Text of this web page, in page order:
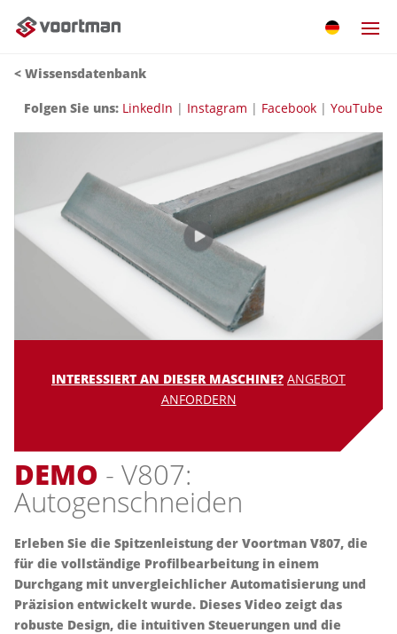
< Wissensdatenbank
Folgen Sie uns: LinkedIn | Instagram | Facebook | YouTube
INTERESSIERT AN DIESER MASCHINE? ANGEBOT
ANFORDERN
DEMO - V807:
Autogenschneiden
Erleben Sie die Spitzenleistung der Voortman V807, die
für die vollständige Profilbearbeitung in einem
Durchgang mit unvergleichlicher Automatisierung und
Präzision entwickelt wurde. Dieses Video zeigt das
robuste Design, die intuitiven Steuerungen und die